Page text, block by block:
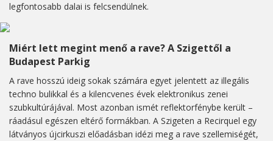
legfontosabb dalai is felcsendülnek.
Miért lett megint menő a rave? A Szigettől a
Budapest Parkig
A rave hosszú ideig sokak számára egyet jelentett az illegális
techno bulikkal és a kilencvenes évek elektronikus zenei
szubkultúrájával. Most azonban ismét reflektorfénybe került –
ráadásul egészen eltérő formákban. A Szigeten a Recirquel egy
látványos újcirkuszi előadásban idézi meg a rave szellemiségét,